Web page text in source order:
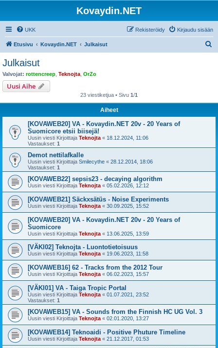
Kovaydin.NET
UKK Kirjaudu sisään
Rekisteröidy
Etusivu Kovaydin.NET Julkaisut
Julkaisut
Valvojat: rottencreep Teknojta OrZo
Uusi Aihe
23 viestiketjua • Sivu 1/1
Aiheet
[KOVAWEB20] VA - Kovaydin.NET 20v - 20 Years of
Suomicore etsii biisejä!
Uusin viesti Kirjoittaja Teknojta « 18.12.2024, 11:06
Vastaukset: 1
Demot nettilafkalle
Uusin viesti Kirjoittaja Smilecythe « 28.12.2014, 18:06
Vastaukset: 1
[KOVAWEB22] sepsis23 - decaying algorithm
Uusin viesti Kirjoittaja Teknojta « 05.02.2026, 12:12
[KOVAWEB21] Säckxsätüs - Noise Experiments
Uusin viesti Kirjoittaja Teknojta « 30.09.2025, 15:52
[KOVAWEB20] VA - Kovaydin.NET 20v - 20 Years of
Suomicore
Uusin viesti Kirjoittaja Teknojta « 13.06.2025, 13:59
[VÄKI02] Teknojta - Luontotietoisuus
Uusin viesti Kirjoittaja Teknojta « 19.06.2023, 11:58
[KOVAWEB16] 62 - Tracks from the 2012 Tour
Uusin viesti Kirjoittaja Teknojta « 06.02.2023, 15:57
[VÄKI01] VA - Taiga Tropic Portal
Uusin viesti Kirjoittaja Teknojta « 01.07.2021, 23:52
Vastaukset: 1
[KOVAWEB15] VA - Sounds from the Finnish HC UG Vol. 3
Uusin viesti Kirjoittaja Teknojta « 02.01.2020, 13:27
[KOVAWEB14] Teknoaidi - Positive Phuture Timeline
Uusin viesti Kirjoittaja Teknojta « 21.12.2017, 01:53